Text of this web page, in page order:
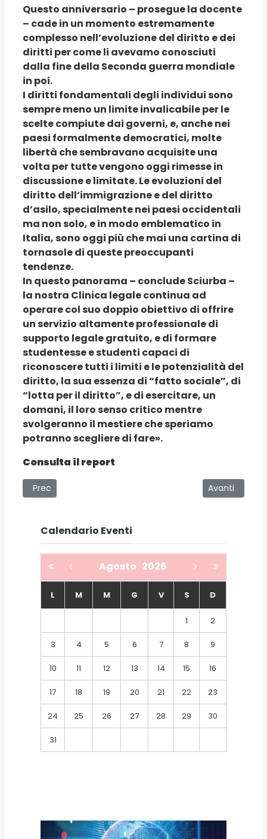
Questo anniversario – prosegue la docente
– cade in un momento estremamente
complesso nell’evoluzione del diritto e dei
diritti per come li avevamo conosciuti
dalla fine della Seconda guerra mondiale
in poi.
I diritti fondamentali degli individui sono
sempre meno un limite invalicabile per le
scelte compiute dai governi, e, anche nei
paesi formalmente democratici, molte
libertà che sembravano acquisite una
volta per tutte vengono oggi rimesse in
discussione e limitate. Le evoluzioni del
diritto dell’immigrazione e del diritto
d’asilo, specialmente nei paesi occidentali
ma non solo, e in modo emblematico in
Italia, sono oggi più che mai una cartina di
tornasole di queste preoccupanti
tendenze.
In questo panorama – conclude Sciurba –
la nostra Clinica legale continua ad
operare col suo doppio obiettivo di offrire
un servizio altamente professionale di
supporto legale gratuito, e di formare
studentesse e studenti capaci di
riconoscere tutti i limiti e le potenzialità del
diritto, la sua essenza di “fatto sociale”, di
“lotta per il diritto”, e di esercitare, un
domani, il loro senso critico mentre
svolgeranno il mestiere che speriamo
potranno scegliere di fare».
Consulta il report
Articolo precedente: La dott.ssa Giulia Sajeva a
Prec Articolo
Avanti
Calendario Eventi
Agosto 2026
L M M G V S D
1 2
3 4 5 6 7 8 9
10 11 12 13 14 15 16
17 18 19 20 21 22 23
24 25 26 27 28 29 30
31